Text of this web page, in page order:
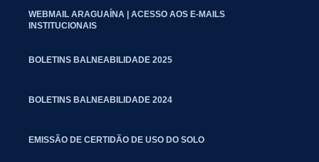
WEBMAIL ARAGUAÍNA | ACESSO AOS E-MAILS
INSTITUCIONAIS
BOLETINS BALNEABILIDADE 2025
BOLETINS BALNEABILIDADE 2024
EMISSÃO DE CERTIDÃO DE USO DO SOLO